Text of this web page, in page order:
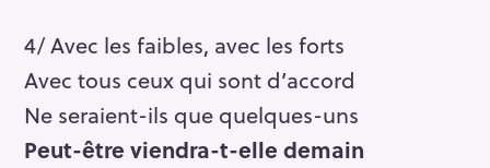
4/ Avec les faibles, avec les forts
Avec tous ceux qui sont d’accord
Ne seraient-ils que quelques-uns
Peut-être viendra-t-elle demain